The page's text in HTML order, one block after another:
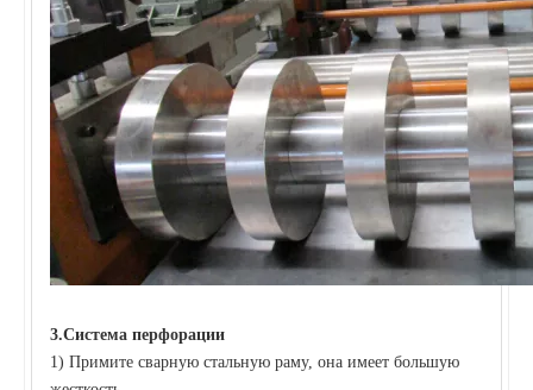
3.Система перфорации
1) Примите сварную стальную раму, она имеет большую